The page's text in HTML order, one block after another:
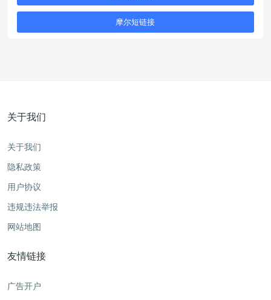
摩尔短链接
关于我们
关于我们
隐私政策
用户协议
违规违法举报
网站地图
友情链接
广告开户